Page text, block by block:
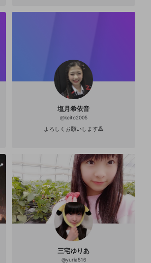
塩月希依音
@keito2005
よろしくお願いします🙇
三宅ゆりあ
@yuria516